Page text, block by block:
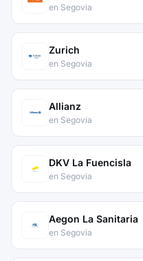
en Segovia
Zurich
en Segovia
Allianz
en Segovia
DKV La Fuencisla
en Segovia
Aegon La Sanitaria
en Segovia